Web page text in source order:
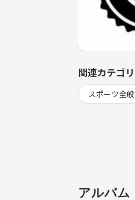
関連カテゴリ
スポーツ全般
アルバム